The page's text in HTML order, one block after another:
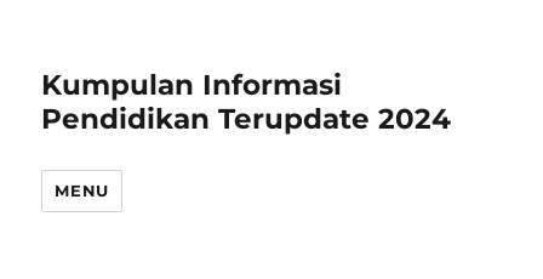
Kumpulan Informasi
Pendidikan Terupdate 2024
MENU